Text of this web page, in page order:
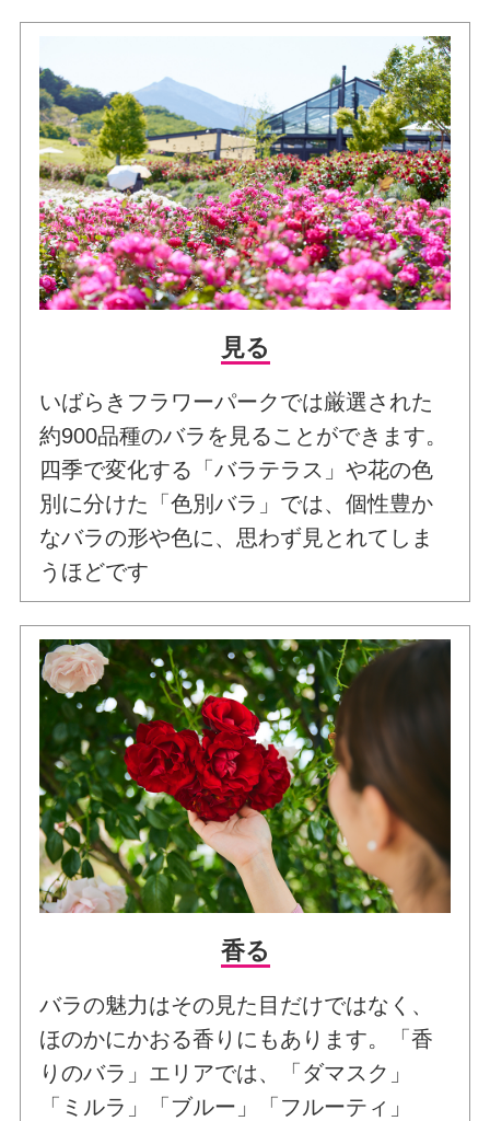
見る
いばらきフラワーパークでは厳選された
約900品種のバラを見ることができます。
四季で変化する「バラテラス」や花の色
別に分けた「色別バラ」では、個性豊か
なバラの形や色に、思わず見とれてしま
うほどです
香る
バラの魅力はその見た目だけではなく、
ほのかにかおる香りにもあります。「香
りのバラ」エリアでは、「ダマスク」
「ミルラ」「ブルー」「フルーティ」